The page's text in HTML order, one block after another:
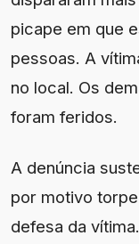
picape em que
pessoas. A
no local. Os
foram feridos.
A denúncia
por motivo
defesa da